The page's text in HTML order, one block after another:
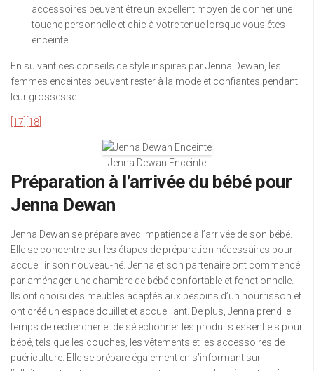
accessoires peuvent être un excellent moyen de donner une
touche personnelle et chic à votre tenue lorsque vous êtes
enceinte.
En suivant ces conseils de style inspirés par Jenna Dewan, les
femmes enceintes peuvent rester à la mode et confiantes pendant
leur grossesse.
[17] [18]
Jenna Dewan Enceinte
Préparation à l’arrivée du bébé pour
Jenna Dewan
Jenna Dewan se prépare avec impatience à l’arrivée de son bébé.
Elle se concentre sur les étapes de préparation nécessaires pour
accueillir son nouveau-né. Jenna et son partenaire ont commencé
par aménager une chambre de bébé confortable et fonctionnelle.
Ils ont choisi des meubles adaptés aux besoins d’un nourrisson et
ont créé un espace douillet et accueillant. De plus, Jenna prend le
temps de rechercher et de sélectionner les produits essentiels pour
bébé, tels que les couches, les vêtements et les accessoires de
puériculture. Elle se prépare également en s’informant sur